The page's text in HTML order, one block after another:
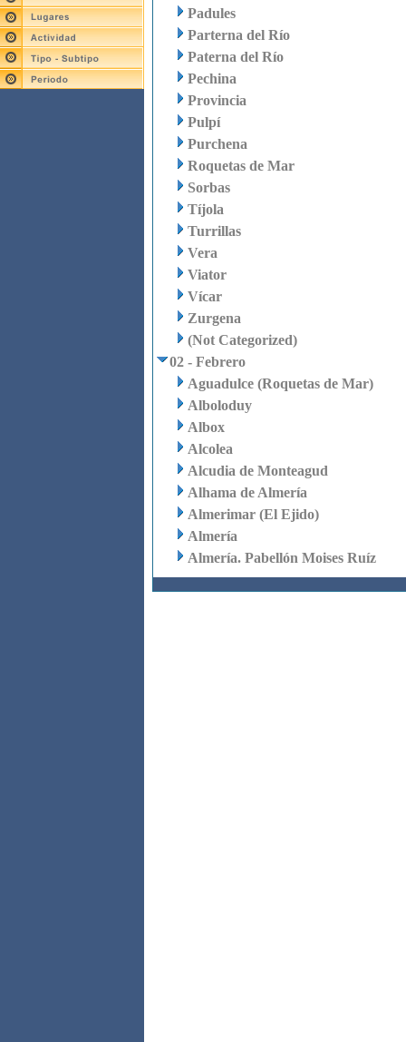
Padules
Parterna del Río
Paterna del Río
Pechina
Provincia
Pulpí
Purchena
Roquetas de Mar
Sorbas
Tíjola
Turrillas
Vera
Viator
Vícar
Zurgena
(Not Categorized)
02 - Febrero
Aguadulce (Roquetas de Mar)
Alboloduy
Albox
Alcolea
Alcudia de Monteagud
Alhama de Almería
Almerimar (El Ejido)
Almería
Almería. Pabellón Moises Ruíz